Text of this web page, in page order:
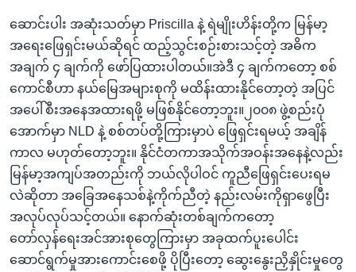
ဆောင်းပါး အဆုံးသတ်မှာ Priscilla နဲ့ ရဲမျိုးဟိန်းတို့က မြန်မာ့
အရေးဖြေရှင်းမယ်ဆိုရင် ထည့်သွင်းစဉ်းစားသင့်တဲ့ အဓိက
အချက် ၄ ချက်ကို ဖော်ပြထားပါတယ်။အဲဒီ ၄ ချက်ကတော့ စစ်
ကောင်စီဟာ နယ်မြေအများစုကို မထိန်းထားနိုင်တော့တဲ့ အပြင်
အပေါ်စီးအနေအထားရဖို့ မဖြစ်နိုင်တော့ဘူး။၂၀၀၈ ဖွဲ့စည်းပုံ
အောက်မှာ NLD နဲ့ စစ်တပ်တို့ကြားမှာပဲ ဖြေရှင်းရမယ့် အချိန်
ကာလ မဟုတ်တော့ဘူး။ နိုင်ငံတကာအသိုက်အဝန်းအနေနဲ့လည်း
မြန်မာ့အကျပ်အတည်းကို ဘယ်လိုပါဝင် ကူညီဖြေရှင်းပေးရမ
လဲဆိုတာ အခြေအနေသစ်နဲ့ကိုက်ညီတဲ့ နည်းလမ်းကိုရှာဖွေပြီး
အလုပ်လုပ်သင့်တယ်။ နောက်ဆုံးတစ်ချက်ကတော့
တော်လှန်ရေးအင်အားစုတွေကြားမှာ အခုထက်ပူးပေါင်း
ဆောင်ရွက်မှုအားကောင်းစေဖို့ ပိုပြီးတော့ ဆွေးနွေးညှိနှိုင်းမှုတွေ